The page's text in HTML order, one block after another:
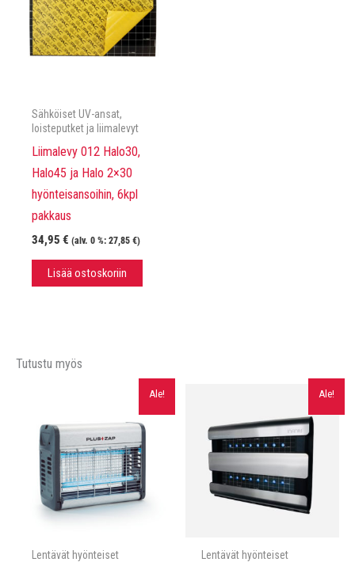
Sähköiset UV-ansat,
loisteputket ja liimalevyt
Liimalevy 012 Halo30,
Halo45 ja Halo 2×30
hyönteisansoihin, 6kpl
pakkaus
34,95 € (alv. 0 %: 27,85 €)
Lisää ostoskoriin
Tutustu myös
Ale!
Lentävät hyönteiset
Ale!
Lentävät hyönteiset